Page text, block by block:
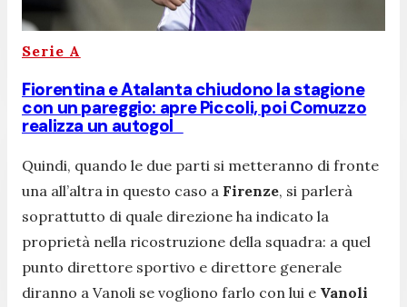
Serie A
Fiorentina e Atalanta chiudono la stagione
con un pareggio: apre Piccoli, poi Comuzzo
realizza un autogol
Quindi, quando le due parti si metteranno di fronte
una all’altra in questo caso a Firenze, si parlerà
soprattutto di quale direzione ha indicato la
proprietà nella ricostruzione della squadra: a quel
punto direttore sportivo e direttore generale
diranno a Vanoli se vogliono farlo con lui e Vanoli